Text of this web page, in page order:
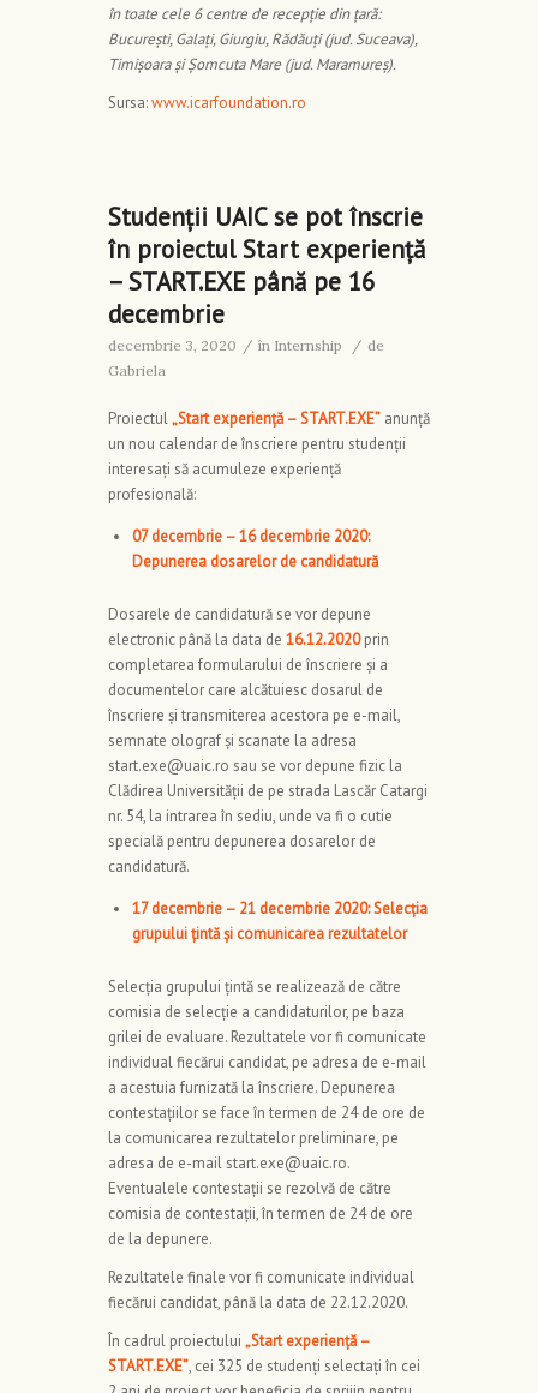
în toate cele 6 centre de recepție din țară:
București, Galați, Giurgiu, Rădăuți (jud. Suceava),
Timișoara și Șomcuta Mare (jud. Maramureș).
Sursa:www.icarfoundation.ro
Studenții UAIC se pot înscrie
în proiectul Start experiență
– START.EXE până pe 16
decembrie
decembrie 3, 2020 / în Internship / de
Gabriela
Proiectul„Start experienţă – START.EXE” anunță
un nou calendar de înscriere pentru studenții
interesați să acumuleze experiență
profesională:
07 decembrie – 16 decembrie 2020:
Depunerea dosarelor de candidatură
Dosarele de candidatură se vor depune
electronic până la data de 16.12.2020prin
completarea formularului de înscriere și a
documentelor care alcătuiesc dosarul de
înscriere și transmiterea acestora pe e-mail,
semnate olograf și scanate la adresa
start.exe@uaic.ro sau se vor depune fizic la
Clădirea Universității de pe strada Lascăr Catargi
nr. 54, la intrarea în sediu, unde va fi o cutie
specială pentru depunerea dosarelor de
candidatură.
17 decembrie – 21 decembrie 2020: Selecția
grupului țintă și comunicarea rezultatelor
Selecția grupului țintă se realizează de către
comisia de selecție a candidaturilor, pe baza
grilei de evaluare. Rezultatele vor fi comunicate
individual fiecărui candidat, pe adresa de e-mail
a acestuia furnizată la înscriere. Depunerea
contestaţiilor se face în termen de 24 de ore de
la comunicarea rezultatelor preliminare, pe
adresa de e-mail start.exe@uaic.ro.
Eventualele contestații se rezolvă de către
comisia de contestații, în termen de 24 de ore
de la depunere.
Rezultatele finale vor fi comunicate individual
fiecărui candidat, până la data de 22.12.2020.
În cadrul proiectului „Start experienţă –
START.EXE”, cei 325 de studenți selectați în cei